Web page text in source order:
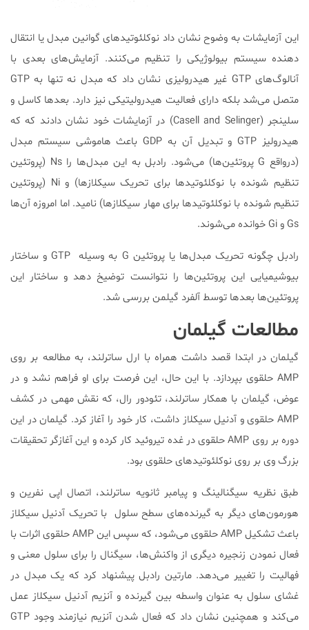
این آزمایشات به وضوح نشان داد نوکلئوتید‌های گوانین مبدل یا انتقال
دهنده سیستم بیولوژیکی را تنظیم می‌کنند. آزمایش‌های بعدی با
آنالوگ‌های GTP غیر هیدرولیزی نشان داد که مبدل نه تنها به GTP
متصل می‌شد بلکه دارای فعالیت هیدرولیتیکی نیز دارد. بعدها كاسل و
سلینجر (Casell and Selinger) در آزمایشات خود نشان دادند که كه
هیدرولیز GTP و تبدیل آن به GDP باعث هاموشی سیستم مبدل
(درواقع G پروتئین‌ها) می‌شود. رادبل به این مبدل‌ها را Ns (پروتئین
تنظیم شونده با نوکلئوتیدها برای تحریک سیکلازها) و Ni (پروتئین
تنظیم شونده با نوکلئوتید‌ها برای مهار سیکلازها) نامید. اما امروزه آن‌ها
Gs و Gi خوانده می‌شوند.
رادبل چگونه تحریک مبدل‌ها یا پروتئین G به وسیله GTP و ساختار
بیوشیمیایی این پروتئین‌ها را نتوانست توضیخ دهد و ساختار این
پروتئین‌ها بعدها توسط آلفرد گیلمن بررسی شد.
مطالعات گیلمان
گیلمان در ابتدا قصد داشت همراه با ارل ساترلند، به مطالعه بر روی
AMP حلقوی بپردازد. با این حال، این فرصت برای او فراهم نشد و در
عوض، گیلمان با همکار ساترلند، تئودور رال، که نقش مهمی در کشف
AMP حلقوی و آدنیل سیکلاز داشت، کار خود را آغاز کرد. گیلمان در این
دوره بر روی AMP حلقوی در غده تیروئید کار کرده و این آغازگر تحقیقات
بزرگ وی بر روی نوکلئوتید‌های حلقوی بود.
طبق نظریه سیگنالینگ و پیامبر ثانویه ساترلند، اتصال اپی نفرین و
هورمون‌های دیگر به گیرنده‌های سطح سلول با تحریک آدنیل سیکلاز
باعث تشکیل AMP حلقوی می‌شود، که سپس این AMP حلقوی اثرات با
فعال نمودن زنجیره دیگری از واکنش‌ها، سیگنال را برای سلول معنی و
فهالیت را تغییر می‌دهد. مارتین رادبل پیشنهاد كرد كه یک مبدل در
غشای سلول به عنوان واسطه بین گیرنده و آنزیم آدنیل سیكلاز عمل
می‌كند و همچنین نشان داد که فعال شدن آنزیم نیازمند وجود GTP